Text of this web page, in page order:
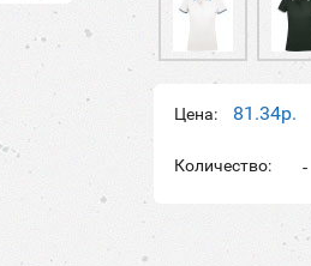
Цена: 81.34р.
Количество: -